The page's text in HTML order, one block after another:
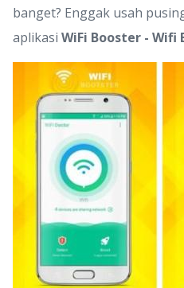
banget? Enggak usah
aplikasi WiFi Booster - Wifi